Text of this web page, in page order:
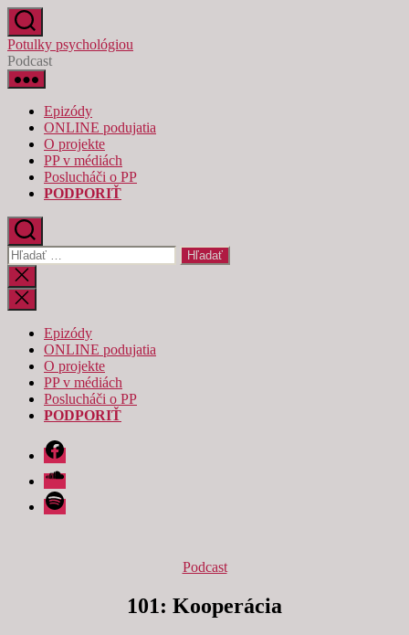
Preskočiť
na
obsah
Potulky psychológiou
Podcast
Epizódy
ONLINE podujatia
O projekte
PP v médiách
Poslucháči o PP
PODPORIŤ
Vyhľadať:
Zatvoriť
vyhľadávanie
Epizódy
ONLINE podujatia
O projekte
PP v médiách
Poslucháči o PP
PODPORIŤ
Facebook
Soundcloud
Spotify
Kategórie
Podcast
101: Kooperácia